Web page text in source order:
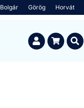
Bolgár Görög Horvát